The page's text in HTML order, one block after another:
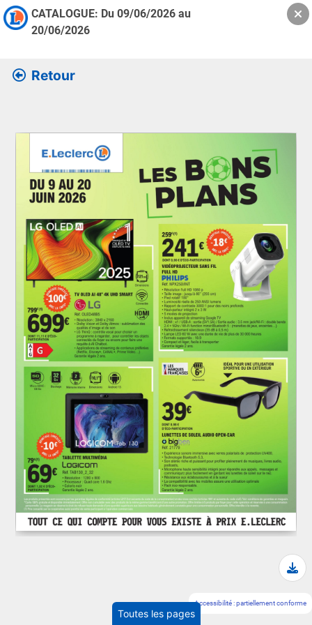
CATALOGUE: Du 09/06/2026 au
20/06/2026
Retour
Accessibilité : partiellement conforme
Toutes les pages